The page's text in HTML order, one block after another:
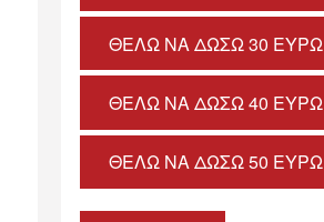
ΘΈΛΩ ΝΑ ΔΏΣΩ 30 ΕΥΡΏ
ΘΈΛΩ ΝΑ ΔΏΣΩ 40 ΕΥΡΏ
ΘΈΛΩ ΝΑ ΔΏΣΩ 50 ΕΥΡΏ